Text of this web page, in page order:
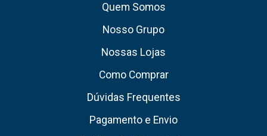
Quem Somos
Nosso Grupo
Nossas Lojas
Como Comprar
Dúvidas Frequentes
Pagamento e Envio